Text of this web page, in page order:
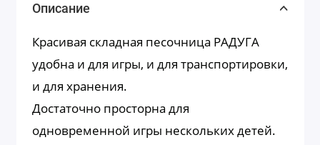
Описание
Красивая складная песочница РАДУГА
удобна и для игры, и для транспортировки,
и для хранения.
Достаточно просторна для
одновременной игры нескольких детей.